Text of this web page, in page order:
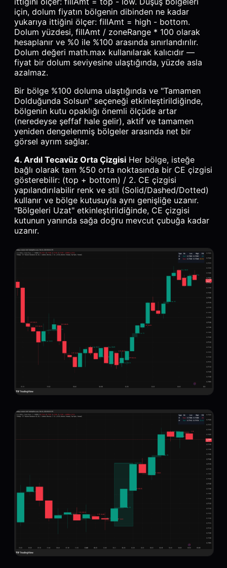
için, dolum fiyatın bölgenin dibinden ne kadar
yukarıya ittiğini ölçer: fillAmt = high - bottom.
Dolum yüzdesi, fillAmt / zoneRange * 100 olarak
hesaplanır ve %0 ile %100 arasında sınırlandırılır.
Dolum değeri math.max kullanılarak kalıcıdır —
fiyat bir dolum seviyesine ulaştığında, yüzde asla
azalmaz.
Bir bölge %100 doluma ulaştığında ve "Tamamen
Dolduğunda Solsun" seçeneği etkinleştirildiğinde,
bölgenin kutu opaklığı önemli ölçüde artar
(neredeyse şeffaf hale gelir), aktif ve tamamen
yeniden dengelenmiş bölgeler arasında net bir
görsel ayrım sağlar.
4. Ardıl Tecavüz Orta Çizgisi Her bölge, isteğe
bağlı olarak tam %50 orta noktasında bir CE çizgisi
gösterebilir: (top + bottom) / 2. CE çizgisi
yapılandırılabilir renk ve stil (Solid/Dashed/Dotted)
kullanır ve bölge kutusuyla aynı genişliğe uzanır.
"Bölgeleri Uzat" etkinleştirildiğinde, CE çizgisi
kutunun yanında sağa doğru mevcut çubuğa kadar
uzanır.